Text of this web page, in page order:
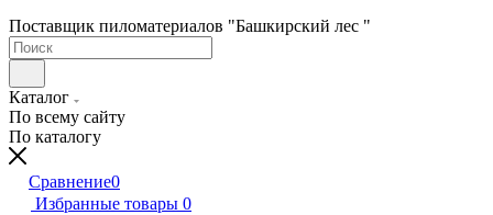
Поставщик пиломатериалов "Башкирский лес "
Каталог
По всему сайту
По каталогу
Сравнение0
Избранные товары 0